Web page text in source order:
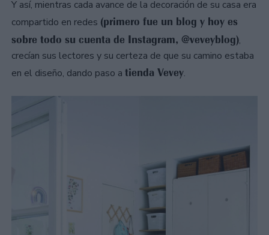
Y así, mientras cada avance de la decoración de su casa era
compartido en redes (primero fue un blog y hoy es
sobre todo su cuenta de Instagram, @veveyblog),
crecían sus lectores y su certeza de que su camino estaba
en el diseño, dando paso a tienda Vevey.